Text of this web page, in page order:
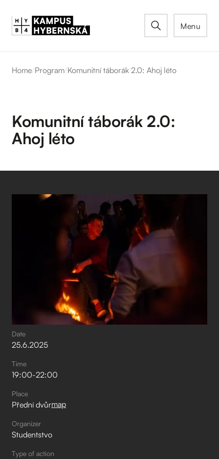
Menu
Home/Program/Komunitní táborák 2.0: Ahoj léto
Komunitní táborák 2.0:
Ahoj léto
Date
25.6.2025
Time
19:00-22:00
Place
Přední dvůrmap
Organizer
Studentstvo
Type of action